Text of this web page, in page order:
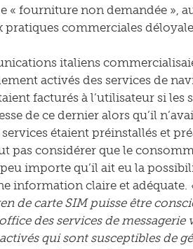
fourniture non demandée »,
commerciales
italiens
activés des services de
facturés à l’utilisateur si les
de ce dernier alors qu’il
étaient préinstallés et
pas considérer que le
importe qu’il ait eu la
information claire et adéquate.
de carte SIM puisse être
des services de
qui sont susceptibles de